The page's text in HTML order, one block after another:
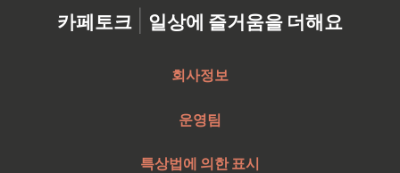
카페토크 | 일상에 즐거움을 더해요
회사정보
운영팀
특상법에 의한 표시